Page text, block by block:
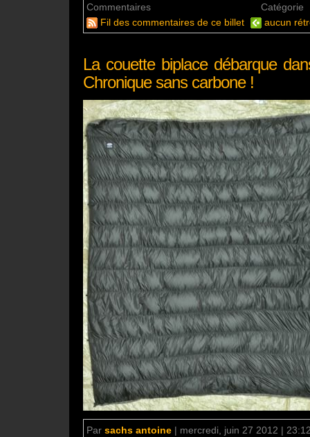
Commentaires
Catégorie
Fil des commentaires de ce billet
aucun
La couette biplace débarque
Chronique sans carbone !
Par sachs antoine | mercredi, juin 27 2012 |